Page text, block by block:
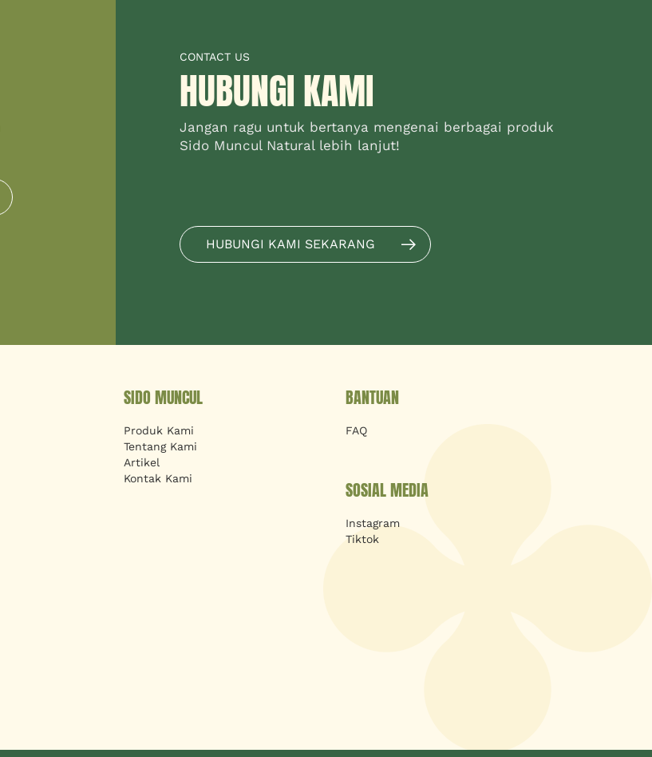
CONTACT US
HUBUNGI KAMI
Jangan ragu untuk bertanya mengenai berbagai produk
Sido Muncul Natural lebih lanjut!
HUBUNGI KAMI SEKARANG
SIDO MUNCUL
Produk Kami
Tentang Kami
Artikel
Kontak Kami
BANTUAN
FAQ
SOSIAL MEDIA
Instagram
Tiktok